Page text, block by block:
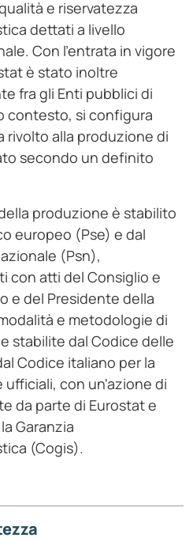
e riservatezza
dettati a livello
Con l'entrata in vigore
è stato inoltre
fra gli Enti pubblici di
contesto, si configura
rivolto alla produzione di
secondo un definito
produzione è stabilito
europeo (Pse) e dal
(Psn),
con atti del Consiglio e
e del Presidente della
e metodologie di
stabilite dal Codice delle
Codice italiano per la
con un'azione di
da parte di Eurostat e
Garanzia
(Cogis).